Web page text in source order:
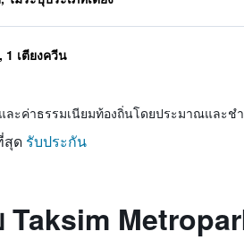
1 เตียงควีน
ะค่าธรรมเนียมท้องถิ่นโดยประมาณและชำ
สุด รับประกัน
Taksim